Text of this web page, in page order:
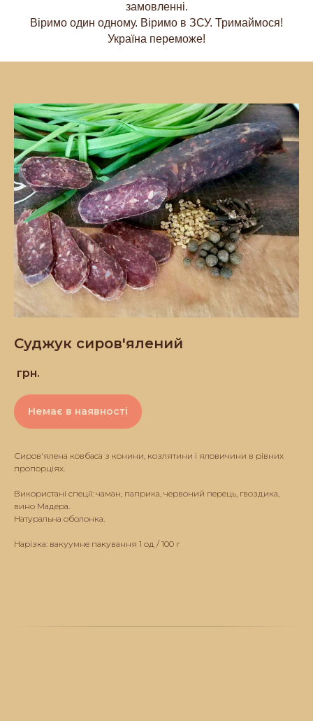
замовленні.
Віримо один одному. Віримо в ЗСУ. Тримаймося!
Україна переможе!
Суджук сиров'ялений
грн.
Немає в наявності
Сиров'ялена ковбаса з конини, козлятини і яловичини в рівних
пропорціях.
Використані спеції: чаман, паприка, червоний перець, гвоздика,
вино Мадера.
Натуральна оболонка.
Нарізка: вакуумне пакування 1 од / 100 г